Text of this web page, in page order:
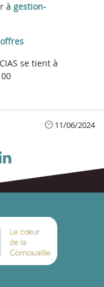
à gestion-
se tient à
11/06/2024